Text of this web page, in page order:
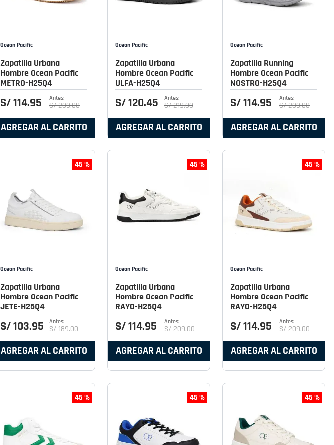
Ocean Pacific
Zapatilla Urbana
Hombre Ocean Pacific
METRO-H25Q4
S/114.95 S/209.00
AGREGAR AL CARRITO
Ocean Pacific
Zapatilla Urbana
Hombre Ocean Pacific
ULFA-H25Q4
S/120.45 S/219.00
AGREGAR AL CARRITO
Ocean Pacific
Zapatilla Running
Hombre Ocean Pacific
NOSTRO-H25Q4
S/114.95 S/209.00
AGREGAR AL CARRITO
45 %
Ocean Pacific
Zapatilla Urbana
Hombre Ocean Pacific
JETE-H25Q4
S/103.95 S/189.00
AGREGAR AL CARRITO
45 %
Ocean Pacific
Zapatilla Urbana
Hombre Ocean Pacific
RAYO-H25Q4
S/114.95 S/209.00
AGREGAR AL CARRITO
45 %
Ocean Pacific
Zapatilla Urbana
Hombre Ocean Pacific
RAYO-H25Q4
S/114.95 S/209.00
AGREGAR AL CARRITO
45 % 45 % 45 %